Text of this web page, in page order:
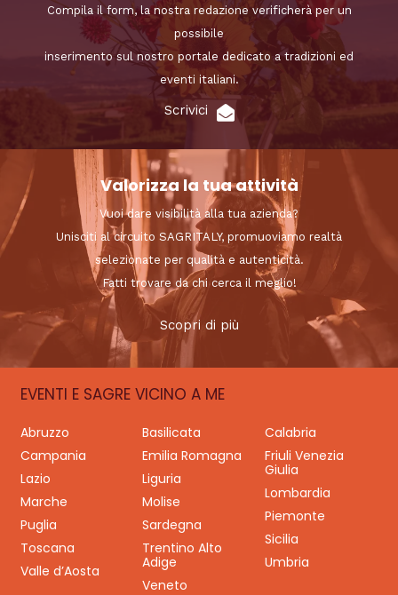
Compila il form, la nostra redazione verificherà per un
possibile
inserimento sul nostro portale dedicato a tradizioni ed
eventi italiani.
Scrivici
Valorizza la tua attività
Vuoi dare visibilità alla tua azienda?
Unisciti al circuito SAGRITALY, promuoviamo realtà
selezionate per qualità e autenticità.
Fatti trovare da chi cerca il meglio!
Scopri di più
EVENTI E SAGRE VICINO A ME
Abruzzo Basilicata
Calabria
Campania
Emilia Romagna
Friuli Venezia
Giulia
Lazio
Liguria
Lombardia
Marche
Molise
Piemonte
Puglia
Sardegna
Sicilia
Toscana
Trentino Alto
Adige
Umbria
Valle d’Aosta
Veneto